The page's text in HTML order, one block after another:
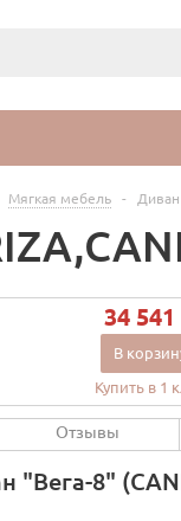
Мягкая мебель - Диван
34 541
В
Купить в 1
Отзывы
"Вега-8"